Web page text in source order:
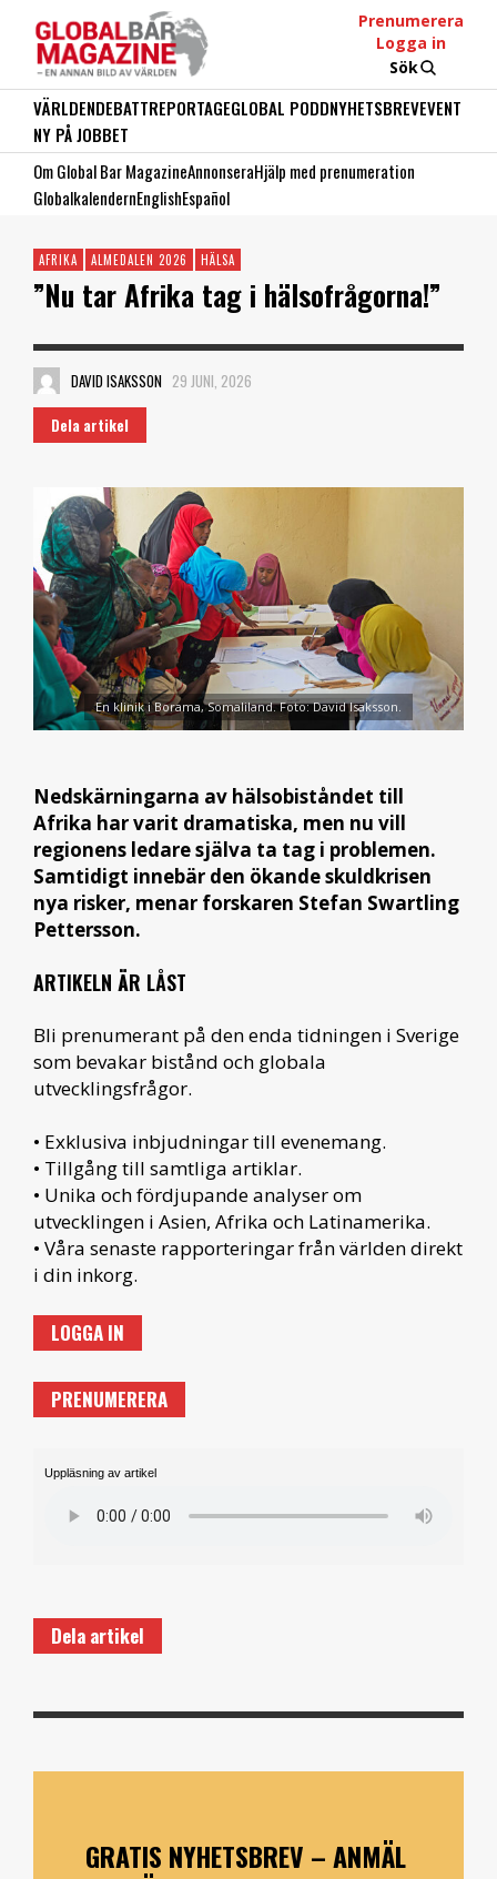
Prenumerera
Logga in
Sök
VÄRLDENDEBATTREPORTAGEGLOBAL PODDNYHETSBREVEVENT
NY PÅ JOBBET
Om Global Bar MagazineAnnonseraHjälp med prenumeration
GlobalkalendernEnglishEspañol
AFRIKA ALMEDALEN 2026 HÄLSA
”Nu tar Afrika tag i hälsofrågorna!”
DAVID ISAKSSON 29 JUNI, 2026
Dela artikel
En klinik i Borama, Somaliland. Foto: David Isaksson.
Nedskärningarna av hälsobiståndet till
Afrika har varit dramatiska, men nu vill
regionens ledare själva ta tag i problemen.
Samtidigt innebär den ökande skuldkrisen
nya risker, menar forskaren Stefan Swartling
Pettersson.
ARTIKELN ÄR LÅST
Bli prenumerant på den enda tidningen i Sverige
som bevakar bistånd och globala
utvecklingsfrågor.
• Exklusiva inbjudningar till evenemang.
• Tillgång till samtliga artiklar.
• Unika och fördjupande analyser om
utvecklingen i Asien, Afrika och Latinamerika.
• Våra senaste rapporteringar från världen direkt
i din inkorg.
LOGGA IN
PRENUMERERA
Uppläsning av artikel
Dela artikel
GRATIS NYHETSBREV – ANMÄL